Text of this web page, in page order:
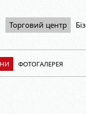
Торговий центр
ФОТОГАЛЕРЕЯ